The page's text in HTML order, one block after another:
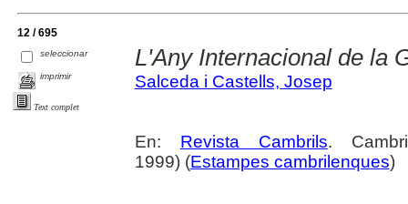
12 / 695
seleccionar
imprimir
Text complet
L'Any Internacional de la
Salceda i Castells, Josep
En: Revista Cambrils.
1999) (Estampes cambrilenques)